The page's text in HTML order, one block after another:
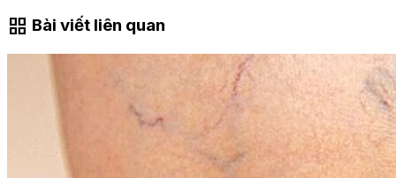
grid_view Bài viết liên quan